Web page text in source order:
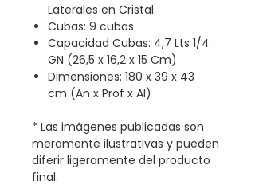
Laterales en Cristal.
Cubas: 9 cubas
Capacidad Cubas: 4,7 Lts 1/4
GN (26,5 x 16,2 x 15 Cm)
Dimensiones: 180 x 39 x 43
cm (An x Prof x Al)
* Las imágenes publicadas son
meramente ilustrativas y pueden
diferir ligeramente del producto
final.